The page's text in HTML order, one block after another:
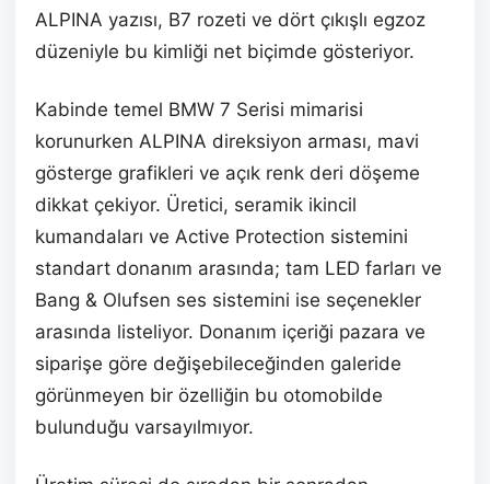
ALPINA yazısı, B7 rozeti ve dört çıkışlı egzoz
düzeniyle bu kimliği net biçimde gösteriyor.
Kabinde temel BMW 7 Serisi mimarisi
korunurken ALPINA direksiyon arması, mavi
gösterge grafikleri ve açık renk deri döşeme
dikkat çekiyor. Üretici, seramik ikincil
kumandaları ve Active Protection sistemini
standart donanım arasında; tam LED farları ve
Bang & Olufsen ses sistemini ise seçenekler
arasında listeliyor. Donanım içeriği pazara ve
siparişe göre değişebileceğinden galeride
görünmeyen bir özelliğin bu otomobilde
bulunduğu varsayılmıyor.